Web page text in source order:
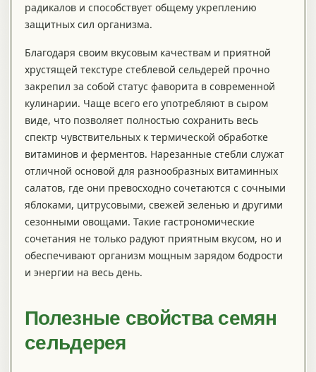
радикалов и способствует общему укреплению
защитных сил организма.
Благодаря своим вкусовым качествам и приятной
хрустящей текстуре стеблевой сельдерей прочно
закрепил за собой статус фаворита в современной
кулинарии. Чаще всего его употребляют в сыром
виде, что позволяет полностью сохранить весь
спектр чувствительных к термической обработке
витаминов и ферментов. Нарезанные стебли служат
отличной основой для разнообразных витаминных
салатов, где они превосходно сочетаются с сочными
яблоками, цитрусовыми, свежей зеленью и другими
сезонными овощами. Такие гастрономические
сочетания не только радуют приятным вкусом, но и
обеспечивают организм мощным зарядом бодрости
и энергии на весь день.
Полезные свойства семян
сельдерея